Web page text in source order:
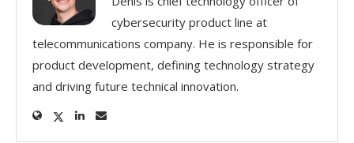
cybersecurity product line at
telecommunications company. He is responsible for
product development, defining technology strategy
and driving future technical innovation.